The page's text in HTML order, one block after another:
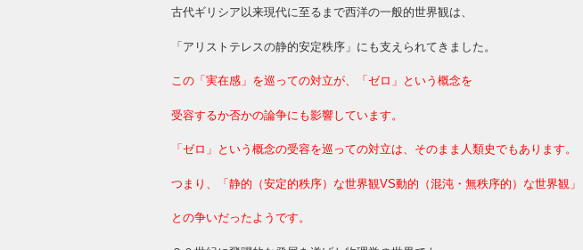
古代ギリシア以来現代に至るまで西洋の一般的世界観は、
「アリストテレスの静的安定秩序」にも支えられてきました。
この「実在感」を巡っての対立が、「ゼロ」という概念を
受容するか否かの論争にも影響しています。
「ゼロ」という概念の受容を巡っての対立は、そのまま人類史でもあります。
つまり、「静的（安定的秩序）な世界観VS動的（混沌・無秩序的）な世界観」
との争いだったようです。